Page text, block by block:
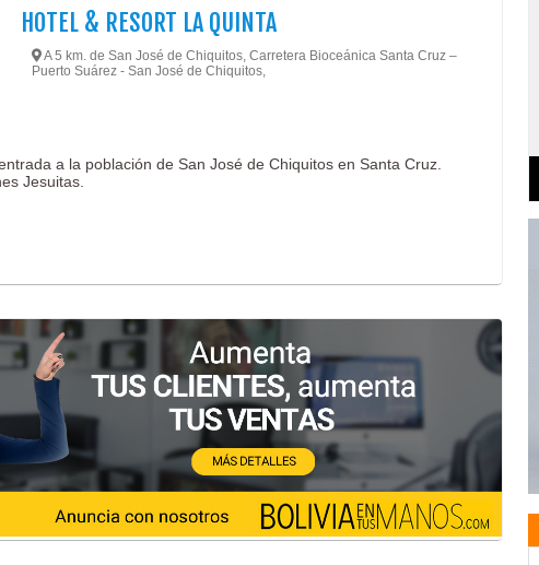
HOTEL & RESORT LA QUINTA
A 5 km. de San José de Chiquitos, Carretera Bioceánica Santa Cruz –
Puerto Suárez - San José de Chiquitos,
a la población de San José de Chiquitos en Santa Cruz.
Jesuitas.